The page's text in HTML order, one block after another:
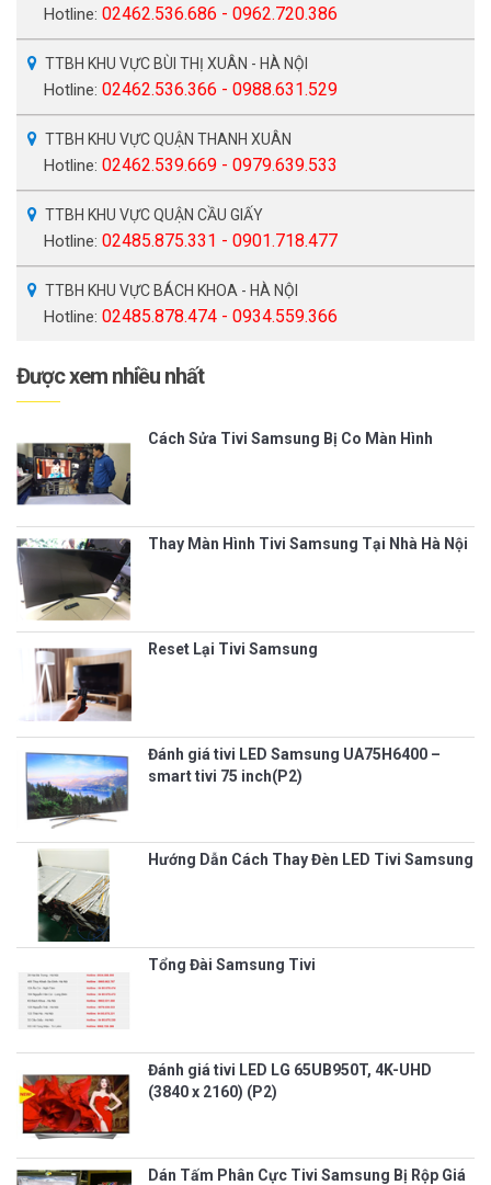
Hotline: 02462.536.686 - 0962.720.386
TTBH KHU VỰC BÙI THỊ XUÂN - HÀ NỘI
Hotline: 02462.536.366 - 0988.631.529
TTBH KHU VỰC QUẬN THANH XUÂN
Hotline: 02462.539.669 - 0979.639.533
TTBH KHU VỰC QUẬN CẦU GIẤY
Hotline: 02485.875.331 - 0901.718.477
TTBH KHU VỰC BÁCH KHOA - HÀ NỘI
Hotline: 02485.878.474 - 0934.559.366
Được xem nhiều nhất
Cách Sửa Tivi Samsung Bị Co Màn Hình
Thay Màn Hình Tivi Samsung Tại Nhà Hà Nội
Reset Lại Tivi Samsung
Đánh giá tivi LED Samsung UA75H6400 –
smart tivi 75 inch(P2)
Hướng Dẫn Cách Thay Đèn LED Tivi Samsung
Tổng Đài Samsung Tivi
Đánh giá tivi LED LG 65UB950T, 4K-UHD
(3840 x 2160) (P2)
Dán Tấm Phân Cực Tivi Samsung Bị Rộp Giá